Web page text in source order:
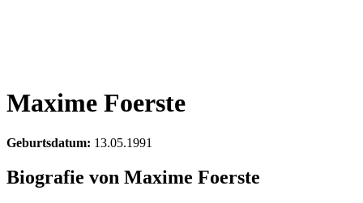
Maxime Foerste
Geburtsdatum: 13.05.1991
Biografie von Maxime Foerste